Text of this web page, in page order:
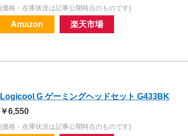
(価格・在庫状況は記事公開時点のものです)
Amazon 楽天市場
Logicool G ゲーミングヘッドセット G433BK
￥6,550
(価格・在庫状況は記事公開時点のものです)